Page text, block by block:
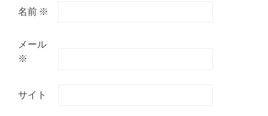
名前 ※
メール
※
サイト